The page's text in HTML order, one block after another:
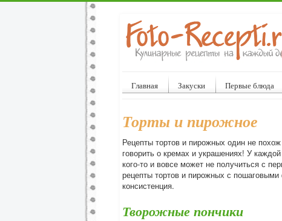
Главная Закуски Первые блюда
Торты и пирожное
Рецепты тортов и пирожных один не
говорить о кремах и украшениях! У
кого-то и вовсе может не получиться с
рецепты тортов и пирожных с
консистенция.
Творожные пончики